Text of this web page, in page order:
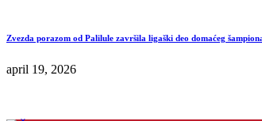
Zvezda porazom od Palilule završila ligaški deo domaćeg
april 19, 2026